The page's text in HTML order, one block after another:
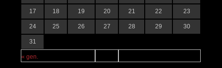
« gen.
17 18 19 20 21 22 23
24 25 26 27 28 29 30
31